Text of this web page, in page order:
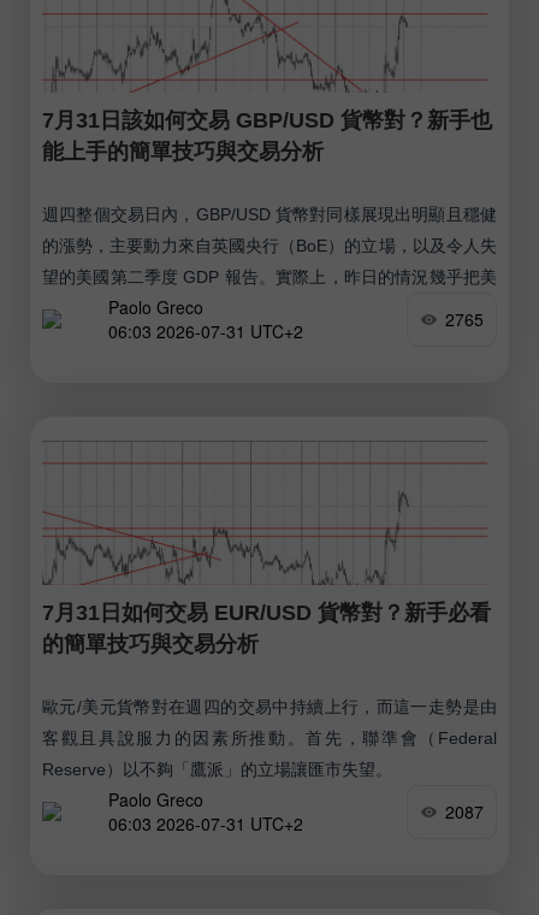
7月31日該如何交易 GBP/USD 貨幣對？新手也
能上手的簡單技巧與交易分析
週四整個交易日內，GBP/USD 貨幣對同樣展現出明顯且穩健
的漲勢，主要動力來自英國央行（BoE）的立場，以及令人失
望的美國第二季度 GDP 報告。實際上，昨日的情況幾乎把美
元擊倒在地，市場終於睜開眼睛意識到，目前並非所有因素都
在支持美國貨幣。
Paolo Greco
06:03 2026-07-31 UTC+2
2765
7月31日如何交易 EUR/USD 貨幣對？新手必看
的簡單技巧與交易分析
歐元/美元貨幣對在週四的交易中持續上行，而這一走勢是由
客觀且具說服力的因素所推動。首先，聯準會（Federal
Reserve）以不夠「鷹派」的立場讓匯市失望。
Paolo Greco
06:03 2026-07-31 UTC+2
2087